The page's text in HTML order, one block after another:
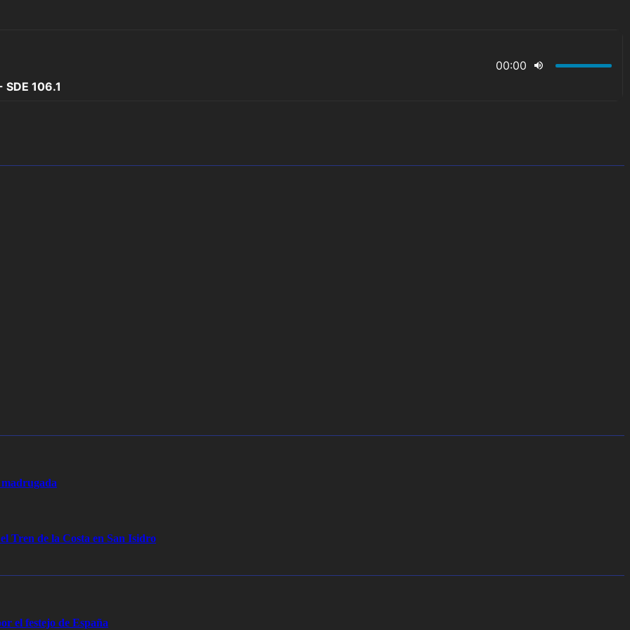
Tren de la Costa en San Isidro
el festejo de España